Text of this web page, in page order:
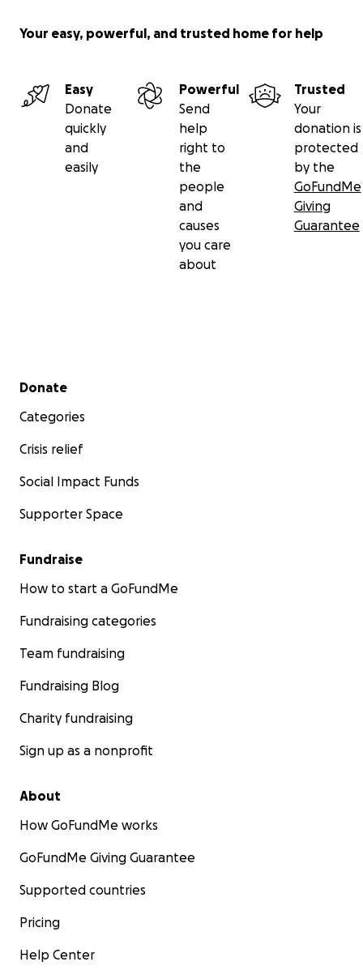
Your easy, powerful, and trusted home for help
Easy
Donate
quickly
and
easily
Powerful
Send
help
right to
the
people
and
causes
you care
about
Trusted
Your
donation is
protected
by the
GoFundMe
Giving
Guarantee
Secondary menu
Donate
Categories
Crisis relief
Social Impact Funds
Supporter Space
Fundraise
How to start a GoFundMe
Fundraising categories
Team fundraising
Fundraising Blog
Charity fundraising
Sign up as a nonprofit
About
How GoFundMe works
GoFundMe Giving Guarantee
Supported countries
Pricing
Help Center